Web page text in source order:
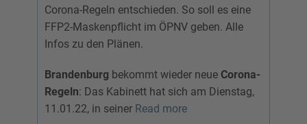
Corona-Regeln entschieden. So soll es eine
FFP2-Maskenpflicht im ÖPNV geben. Alle
Infos zu den Plänen.
Brandenburg bekommt wieder neue Corona-
Regeln: Das Kabinett hat sich am Dienstag,
11.01.22, in seiner Read more